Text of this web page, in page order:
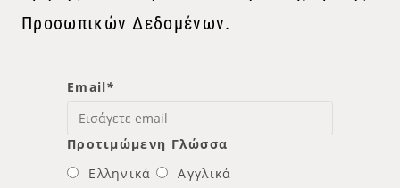
Προσωπικών Δεδομένων.
Email*
Προτιμώμενη Γλώσσα
Ελληνικά
Αγγλικά